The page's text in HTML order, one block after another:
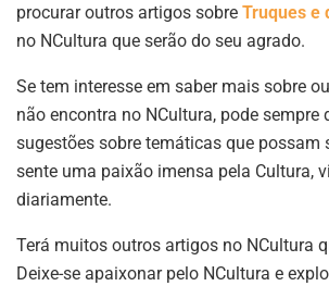
procurar outros artigos sobre Truques e
no NCultura que serão do seu agrado.
Se tem interesse em saber mais sobre
não encontra no NCultura, pode sempre
sugestões sobre temáticas que possam
sente uma paixão imensa pela Cultura,
diariamente.
Terá muitos outros artigos no NCultura
Deixe-se apaixonar pelo NCultura e